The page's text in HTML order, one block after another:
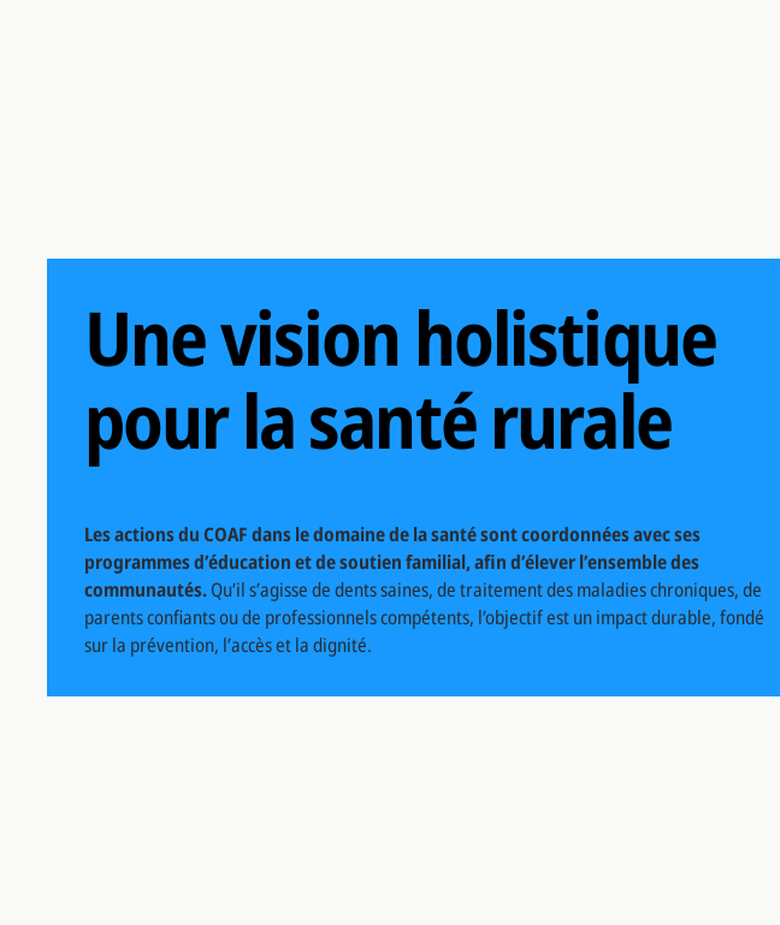
Une vision holistique
pour la santé rurale
Les actions du COAF dans le domaine de la santé sont coordonnées avec ses
programmes d’éducation et de soutien familial, afin d’élever l’ensemble des
communautés.Qu’il s’agisse de dents saines, de traitement des maladies chroniques, de
parents confiants ou de professionnels compétents, l’objectif est un impact durable, fondé
sur la prévention, l’accès et la dignité.